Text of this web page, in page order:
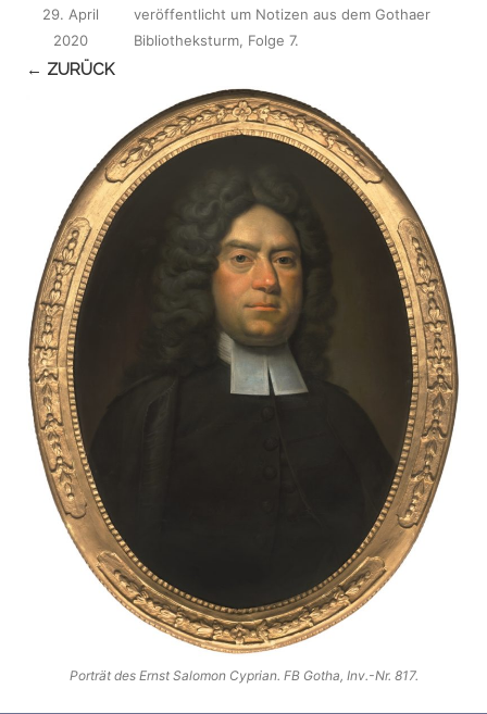
veröffentlicht
29. April
2020
um Notizen aus dem Gothaer
Bibliotheksturm, Folge 7.
← ZURÜCK
Porträt des Ernst Salomon Cyprian. FB Gotha, Inv.-Nr. 817.